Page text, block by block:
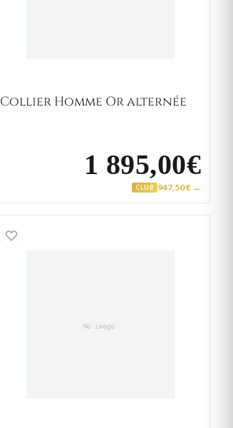
Collier Homme Or alternée
1 895,00€
CLUB 947,50 € →